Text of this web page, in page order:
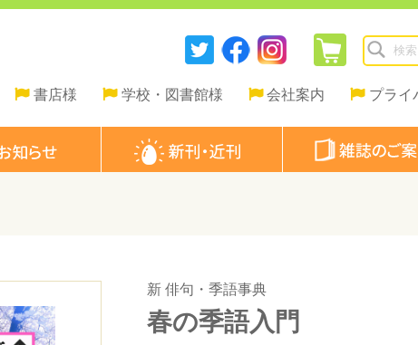
書店様 学校・図書館様 会社案内 プライ
新 俳句・季語事典
春の季語入門